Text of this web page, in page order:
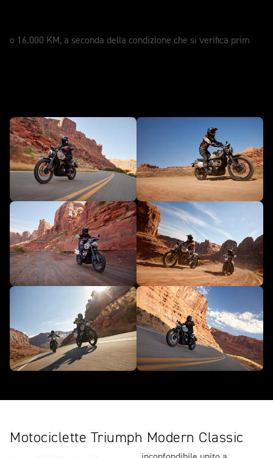
o 16.000 KM, a seconda della condizione che si verifica prim
Motociclette Triumph Modern Classic